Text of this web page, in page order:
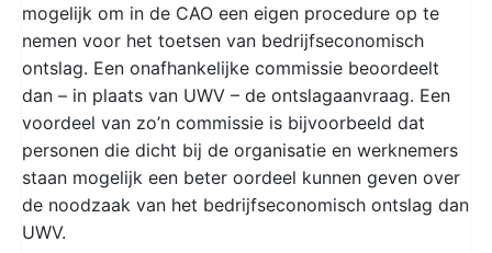
mogelijk om in de CAO een eigen procedure op te
nemen voor het toetsen van bedrijfseconomisch
ontslag. Een onafhankelijke commissie beoordeelt
dan – in plaats van UWV – de ontslagaanvraag. Een
voordeel van zo’n commissie is bijvoorbeeld dat
personen die dicht bij de organisatie en werknemers
staan mogelijk een beter oordeel kunnen geven over
de noodzaak van het bedrijfseconomisch ontslag dan
UWV.